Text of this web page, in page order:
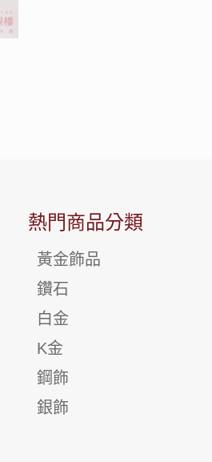
熱門商品分類
黃金飾品
鑽石
白金
K金
鋼飾
銀飾